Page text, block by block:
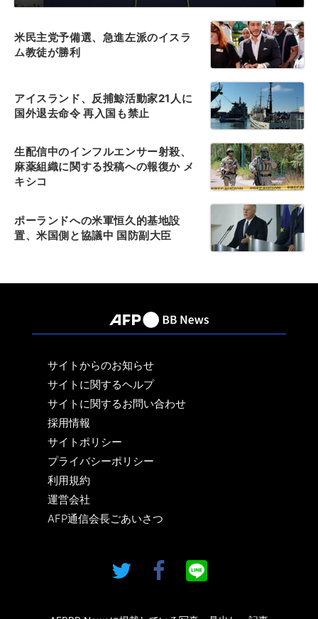
米民主党予備選、急進左派のイスラ
ム教徒が勝利
アイスランド、反捕鯨活動家21人に
国外退去命令 再入国も禁止
生配信中のインフルエンサー射殺、
麻薬組織に関する投稿への報復か メ
キシコ
ポーランドへの米軍恒久的基地設
置、米国側と協議中 国防副大臣
サイトからのお知らせ
サイトに関するヘルプ
サイトに関するお問い合わせ
採用情報
サイトポリシー
プライバシーポリシー
利用規約
運営会社
AFP通信会長ごあいさつ